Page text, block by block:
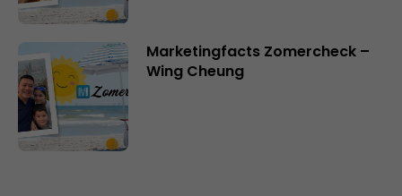
Marketingfacts Zomercheck –
Wing Cheung